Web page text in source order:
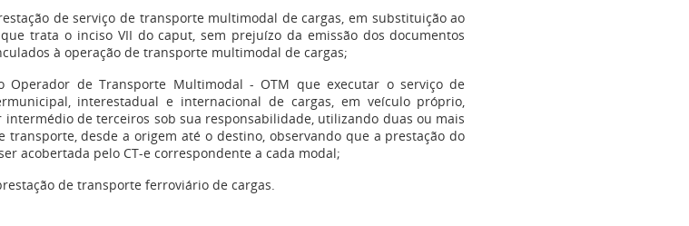
de serviço de transporte multimodal de cargas, em substituição ao
trata o inciso VII do caput, sem prejuízo da emissão dos documentos
à operação de transporte multimodal de cargas;
Operador de Transporte Multimodal - OTM que executar o serviço de
interestadual e internacional de cargas, em veículo próprio,
intermédio de terceiros sob sua responsabilidade, utilizando duas ou mais
transporte, desde a origem até o destino, observando que a prestação do
acobertada pelo CT-e correspondente a cada modal;
de transporte ferroviário de cargas.